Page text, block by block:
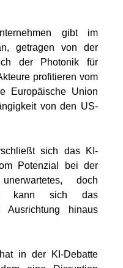
gibt im
getragen von der
der Photonik für
profitieren vom
Europäische Union
von den US-
sich das KI-
Potenzial bei der
doch
kann sich das
hinaus
in der KI-Debatte